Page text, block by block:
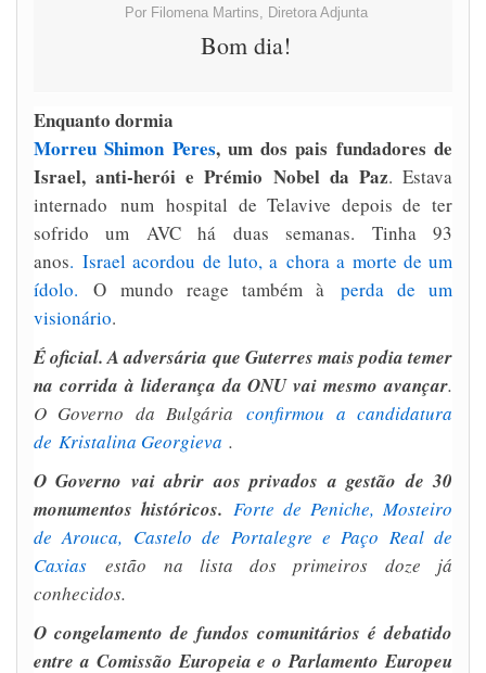
Por Filomena Martins, Diretora Adjunta
Bom dia!
Enquanto dormia
Morreu Shimon Peres, um dos pais fundadores de
Israel, anti-herói e Prémio Nobel da Paz. Estava
internado num hospital de Telavive depois de ter
sofrido um AVC há duas semanas. Tinha 93
anos.Israel acordou de luto, a chora a morte de um
ídolo. O mundo reage também à perda de um
visionário.
É oficial. A adversária que Guterres mais podia temer
na corrida à liderança da ONU vai mesmo avançar.
O Governo da Bulgáriaconfirmou a candidatura
de Kristalina Georgieva .
O Governo vai abrir aos privados a gestão de 30
monumentos históricos. Forte de Peniche, Mosteiro
de Arouca, Castelo de Portalegre e Paço Real de
Caxiasestão na lista dos primeiros doze já
conhecidos.
O congelamento de fundos comunitários é debatido
entre a Comissão Europeia e o Parlamento Europeu